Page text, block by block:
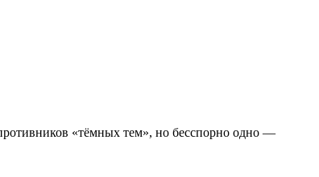
«тёмных тем», но бесспорно одно —